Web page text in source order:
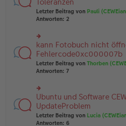
g
B
ei
tr
g
el
es
e
er
B
ei
tr
a
g
r
u
n
el
es
e
n
er
tr
a
g
Letzter Beitrag von Pauli
Antworten: 2
rs
te
r
u
n
el
es
e
n
er
kann Fotobuch nicht
Fehlercode0xc000007b
Letzter Beitrag von Thorben
Antworten: 7
rs
te
r
u
Ubuntu und Software
UpdateProblem
Letzter Beitrag von Lucia
Antworten: 6